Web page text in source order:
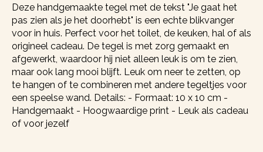
Deze handgemaakte tegel met de tekst "Je gaat het
pas zien als je het doorhebt" is een echte blikvanger
voor in huis. Perfect voor het toilet, de keuken, hal of als
origineel cadeau. De tegel is met zorg gemaakt en
afgewerkt, waardoor hij niet alleen leuk is om te zien,
maar ook lang mooi blijft. Leuk om neer te zetten, op
te hangen of te combineren met andere tegeltjes voor
een speelse wand. Details: - Formaat: 10 x 10 cm -
Handgemaakt - Hoogwaardige print - Leuk als cadeau
of voor jezelf